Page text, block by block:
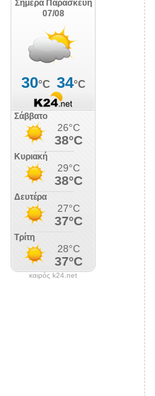
καιρός k24.net